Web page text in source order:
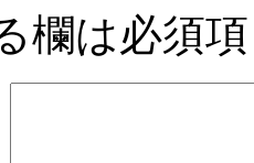
欄は必須